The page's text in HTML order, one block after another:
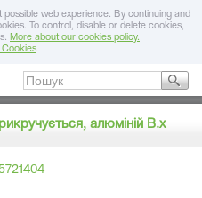
possible web experience. By continuing and
To control, disable or delete cookies,
More about our cookies policy.
алюміній B.х